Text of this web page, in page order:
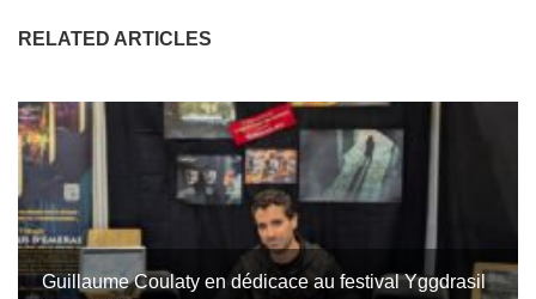
RELATED ARTICLES
Guillaume Coulaty en dédicace au festival Yggdrasil